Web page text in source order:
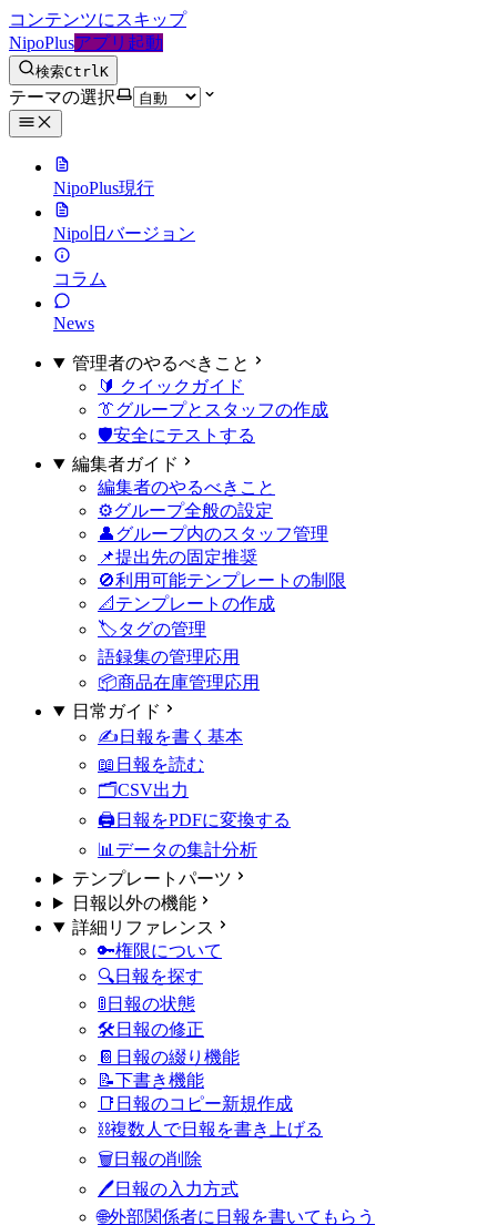
コンテンツにスキップ
NipoPlusアプリ起動
検索CtrlK
テーマの選択
NipoPlus現行
Nipo 旧バージョン
コラム
News
管理者のやるべきこと
🔰 クイックガイド
👔グループとスタッフの作成
🛡️安全にテストする
編集者ガイド
編集者のやるべきこと
⚙️グループ全般の設定
👤グループ内のスタッフ管理
📌提出先の固定推奨
🚫利用可能テンプレートの制限
📐テンプレートの作成
🏷タグの管理
語録集の管理応用
📦商品在庫管理応用
日常ガイド
✍️日報を書く 基本
📖日報を読む
🗂️CSV出力
🖨️日報をPDFに変換する
📊データの集計分析
テンプレートパーツ
日報以外の機能
詳細リファレンス
🔑権限について
🔍日報を探す
🚦日報の状態
🛠️日報の修正
📔日報の綴り機能
📝下書き機能
📑日報のコピー新規作成
⛓️複数人で日報を書き上げる
🗑️日報の削除
🖊日報の入力方式
🌐外部関係者に日報を書いてもらう